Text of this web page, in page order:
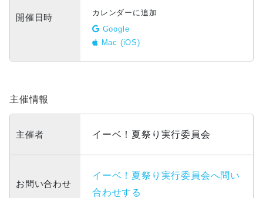
開催日時
カレンダーに追加
Google
Mac (iOS)
主催情報
主催者 イーベ！夏祭り実行委員会
お問い合わせ
イーベ！夏祭り実行委員会へ問い
合わせする